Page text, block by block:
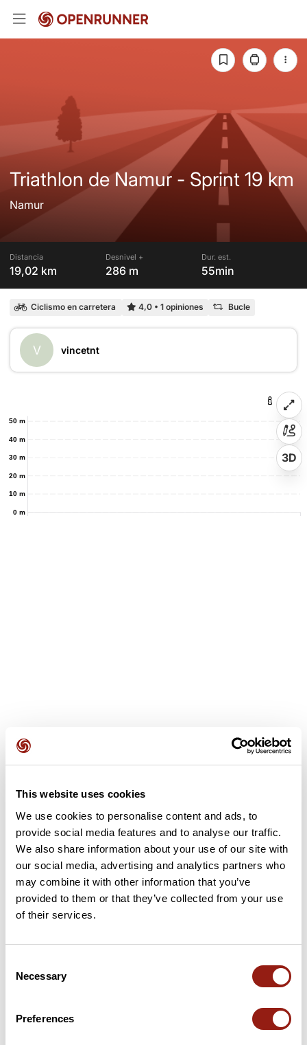
This website uses cookies
We use cookies to personalise content and ads, to
provide social media features and to analyse our traffic.
We also share information about your use of our site with
our social media, advertising and analytics partners who
may combine it with other information that you’ve
provided to them or that they’ve collected from your use
of their services.
Selection
Necessary
Preferences
Triathlon de Namur - Sprint 19 km
Namur
Distancia
19,02 km
Desnivel +
286 m
Dur. est.
55min
Ciclismo en carretera 4,0 • 1 opiniones Bucle
V vincetnt
0 m
10 m
20 m
30 m
40 m
50 m
3D
Opiniones de los usuarios Ver todas las opiniones sobre
11 ago. 2024
????????...mais Dur dur ????par cette
C christine44959
Añadir una opinión
Descubre este recorrido de bicicleta de 19 km cerca de Namur.
Este recorrido transcurre durante 17,9 km por carreteras.